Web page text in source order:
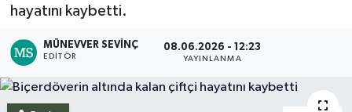
hayatını kaybetti.
MÜNEVVER SEVINÇ
EDITÖR
08.06.2026 - 12:23
YAYINLANMA
Sağlık
Eğitim
Tüm Manşetler
Son Dakika Haberleri